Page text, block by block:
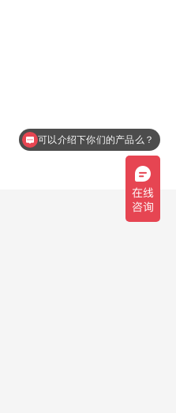
可以介绍下你们的产品么？